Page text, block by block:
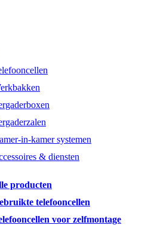
in-kamer systemen
& diensten
producten
telefooncellen
voor zelfmontage